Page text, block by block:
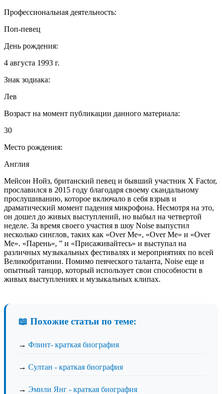
Профессиональная деятельность:
Поп-певец
День рождения:
4 августа 1993 г.
Знак зодиака:
Лев
Возраст на момент публикации данного материала:
30
Место рождения:
Англия
Мейсон Нойз, британский певец и бывший участник X Factor,
прославился в 2015 году благодаря своему скандальному
прослушиванию, которое включало в себя взрыв и
драматический момент падения микрофона. Несмотря на это,
он дошел до живых выступлений, но выбыл на четвертой
неделе. За время своего участия в шоу Noise выпустил
несколько синглов, таких как «Over Me», «Over Me» и «Over
Me». «Парень», ” и «Присаживайтесь» и выступал на
различных музыкальных фестивалях и мероприятиях по всей
Великобритании. Помимо певческого таланта, Noise еще и
опытный танцор, который использует свои способности в
живых выступлениях и музыкальных клипах.
📖 Похожие статьи по теме:
→ Флинт- краткая биография
→ Султан - краткая биография
→ Эмили Янг - краткая биография